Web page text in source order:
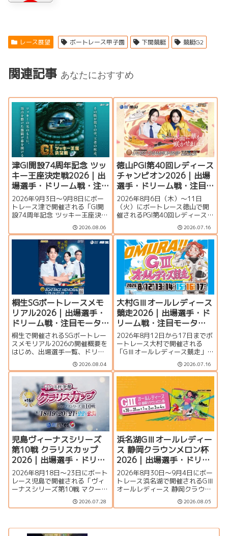
レース展望 ボートレース甲子園 下関競艇 競艇G2
関連記事 あなたにおすすめ
津GI開設74周年記念 ツッ
キー王座決定戦2026｜出
場選手・ドリーム戦・注
目モーター・イベント情
報まとめ
2026年9月3日〜9月8日にボー
トレース津で開催される「GI開
設74周年記念 ツッキー王座決定
戦」の特集ページです。出場選
手一覧、シリーズ展望、ドリー
ム戦、注目モーター、水面特
徴、イベント情報まで詳しく紹
2026.08.06
徳山PGI第40回レディース
チャンピオン2026｜出場
選手・ドリーム戦・注目
モーター・イベント情報
まとめ
2026年8月6日（木）～11日
（火）にボートレース徳山で開
催されるPGI第40回レディースチ
ャンピオン（女子王座決定戦）
の特集ページです。出場選手一
覧、シリーズ展望、ドリーム
戦、注目モーター、水面特徴、
イベント情報まで詳しく紹介し
ます。
2026.07.16
桐生SGボートレースメモ
リアル2026｜出場選手・
ドリーム戦・注目モータ
ー・イベント情報まとめ
桐生で開催されるSGボートレー
スメモリアル2026の開催概要を
はじめ、出場選手一覧、ドリー
ム戦、注目モーター、水面特
徴、イベント情報を詳しく紹
介。峰竜太、毒島誠、定松勇樹
らトップレーサーが集結する真
夏のSGの見どころを徹底解説し
ます。
2026.08.04
大村GⅢオールレディース
競走2026｜出場選手・ド
リーム戦・注目モータ
ー・イベント情報まとめ
2026年8月12日から17日までボ
ートレース大村で開催される
「GⅢオールレディース競走」の
特集ページです。シリーズ展
望、出場選手一覧、発祥地ドリ
ーム、注目モーター、大村水面
の攻略ポイント、イベント情報
まで詳しく紹介します。
2026.07.16
児島ヴィーナスシリーズ
第10戦 クラリスカップ
2026｜出場選手・ドリー
ム戦・注目モーター・イ
ベント情報まとめ
2026年8月18日～23日にボート
レース児島で開催される「ヴィ
ーナスシリーズ第10戦 マクール
杯争奪第16回クラリスカップ」
の特集ページです。出場選手一
報まで詳しく紹介します。
2026.07.28
浜名湖GⅢオールレディー
ス 静岡クラウンメロン杯
2026｜出場選手・ドリー
ム戦・注目モーター・イ
ベント情報まとめ
2026年8月30日～9月4日にボー
トレース浜名湖で開催されるGⅢ
オールレディース 静岡クラウン
メロン杯の特集ページです。出
場選手一覧、シリーズ展望、ド
を詳しく紹介します。
2026.08.05